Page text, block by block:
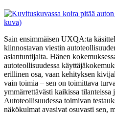
Sain ensimmäisen UXQA:ta
kiinnostavan viestin
asiantuntijalta. Hänen
autoteollisuudessa
erillinen osa, vaan kehityksen
vain toimia – sen on toimittava
ymmärrettävästi kaikissa
Autoteollisuudessa toimivan
näkökulmat avasivat osuvasti sen,